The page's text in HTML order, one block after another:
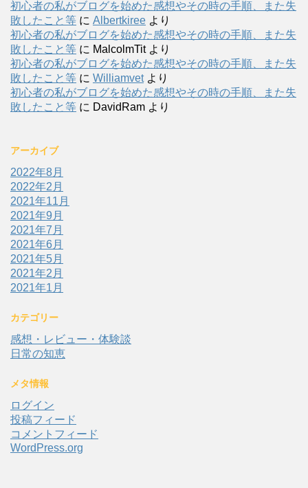
初心者の私がブログを始めた感想やその時の手順、また失
敗したこと等 に Albertkiree より
初心者の私がブログを始めた感想やその時の手順、また失
敗したこと等 に MalcolmTitより
初心者の私がブログを始めた感想やその時の手順、また失
敗したこと等 に Williamvetより
初心者の私がブログを始めた感想やその時の手順、また失
敗したこと等 に DavidRam より
アーカイブ
2022年8月
2022年2月
2021年11月
2021年9月
2021年7月
2021年6月
2021年5月
2021年2月
2021年1月
カテゴリー
感想・レビュー・体験談
日常の知恵
メタ情報
ログイン
投稿フィード
コメントフィード
WordPress.org